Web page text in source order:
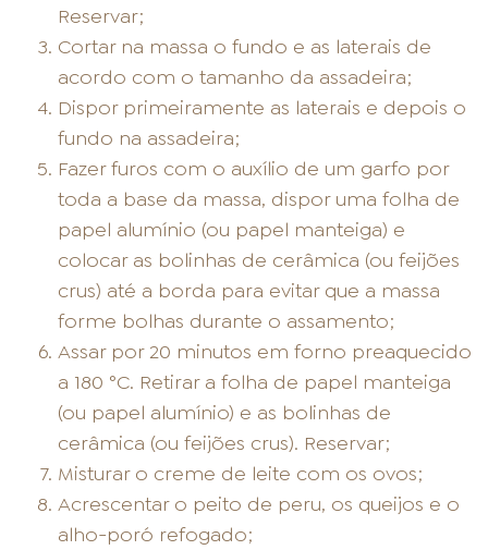
Reservar;
Cortar na massa o fundo e as laterais de
acordo com o tamanho da assadeira;
Dispor primeiramente as laterais e depois o
fundo na assadeira;
Fazer furos com o auxílio de um garfo por
toda a base da massa, dispor uma folha de
papel alumínio (ou papel manteiga) e
colocar as bolinhas de cerâmica (ou feijões
crus) até a borda para evitar que a massa
forme bolhas durante o assamento;
Assar por 20 minutos em forno preaquecido
a 180 °C. Retirar a folha de papel manteiga
(ou papel alumínio) e as bolinhas de
cerâmica (ou feijões crus). Reservar;
Misturar o creme de leite com os ovos;
Acrescentar o peito de peru, os queijos e o
alho-poró refogado;